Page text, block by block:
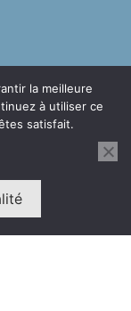
la meilleure
à utiliser ce
satisfait.